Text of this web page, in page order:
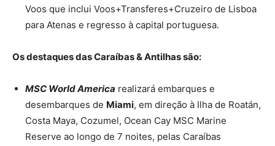
Voos que inclui Voos+Transferes+Cruzeiro de Lisboa
para Atenas e regresso à capital portuguesa.
Os destaques das Caraíbas & Antilhas são:
MSC World America realizará embarques e
desembarques de Miami, em direção à Ilha de Roatán,
Costa Maya, Cozumel, Ocean Cay MSC Marine
Reserve ao longo de 7 noites, pelas Caraíbas